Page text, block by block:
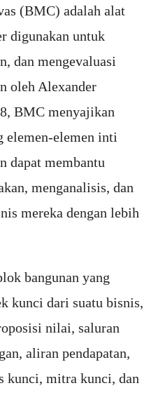
(BMC) adalah alat
digunakan untuk
dan mengevaluasi
oleh Alexander
BMC menyajikan
elemen-elemen inti
dapat membantu
menganalisis, dan
mereka dengan lebih
bangunan yang
kunci dari suatu bisnis,
nilai, saluran
aliran pendapatan,
kunci, mitra kunci, dan